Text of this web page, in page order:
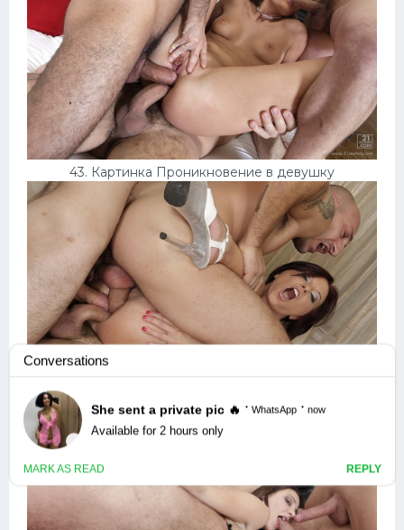
43. Картинка Проникновение в девушку
44. Картинка Саша грей тройной анал